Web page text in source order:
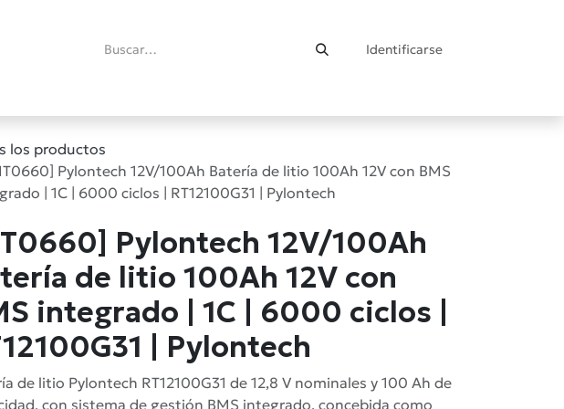
Identificarse
los productos
Pylontech 12V/100Ah Batería de litio 100Ah 12V con BMS
| 1C | 6000 ciclos | RT12100G31 | Pylontech
Pylontech 12V/100Ah
de litio 100Ah 12V con
integrado | 1C | 6000 ciclos |
| Pylontech
de litio Pylontech RT12100G31 de 12,8 V nominales y 100 Ah de
con sistema de gestión BMS integrado, concebida como